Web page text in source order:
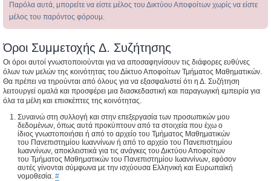
σ
Παρόλα αυτά, μπορείτε να είστε μέλος του Δικτύου Αποφοίτων χωρίς να είστε
μέλος του παρόντος φόρουμ.
Όροι Συμμετοχής Δ. Συζήτησης
Οι όροι αυτοί γνωστοποιούνται για να αποσαφηνίσουν τις διάφορες ευθύνες
όλων των μελών της κοινότητας του Δίκτυο Αποφοίτων Τμήματος Μαθηματικών.
Θα πρέπει να τηρούνται από όλους για να εξασφαλιστεί ότι η Δ. Συζήτηση
λειτουργεί ομαλά και προσφέρει μια διασκεδαστική και παραγωγική εμπειρία για
όλα τα μέλη και επισκέπτες της κοινότητας.
Συναινώ στη συλλογή και στην επεξεργασία των προσωπικών μου
δεδομένων, όπως αυτά προκύπτουν από τα στοιχεία που έχω ο
ίδιος γνωστοποιήσει ή από το αρχείο του Τμήματος Μαθηματικών
του Πανεπιστημίου Ιωαννίνων ή από το αρχείο του Πανεπιστημίου
Ιωαννίνων, αποκλειστικά για τις ανάγκες του Δικτύου Αποφοίτων
του Τμήματος Μαθηματικών του Πανεπιστημίου Ιωαννίνων, εφόσον
αυτές γίνονται σύμφωνα με την ισχύουσα Ελληνική και Ευρωπαϊκή
νομοθεσία. #